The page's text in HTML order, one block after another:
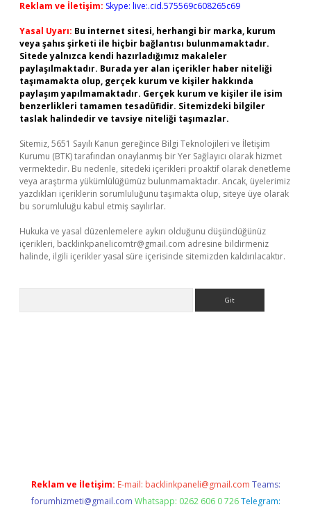
Reklam ve İletişim: Skype: live:.cid.575569c608265c69
Yasal Uyarı: Bu internet sitesi, herhangi bir marka, kurum
veya şahıs şirketi ile hiçbir bağlantısı bulunmamaktadır.
Sitede yalnızca kendi hazırladığımız makaleler
paylaşılmaktadır. Burada yer alan içerikler haber niteliği
taşımamakta olup, gerçek kurum ve kişiler hakkında
paylaşım yapılmamaktadır. Gerçek kurum ve kişiler ile isim
benzerlikleri tamamen tesadüfidir. Sitemizdeki bilgiler
taslak halindedir ve tavsiye niteliği taşımazlar.
Sitemiz, 5651 Sayılı Kanun gereğince Bilgi Teknolojileri ve İletişim
Kurumu (BTK) tarafından onaylanmış bir Yer Sağlayıcı olarak hizmet
vermektedir. Bu nedenle, sitedeki içerikleri proaktif olarak denetleme
veya araştırma yükümlülüğümüz bulunmamaktadır. Ancak, üyelerimiz
yazdıkları içeriklerin sorumluluğunu taşımakta olup, siteye üye olarak
bu sorumluluğu kabul etmiş sayılırlar.
Hukuka ve yasal düzenlemelere aykırı olduğunu düşündüğünüz
içerikleri, backlinkpanelicomtr@gmail.com adresine bildirmeniz
halinde, ilgili içerikler yasal süre içerisinde sitemizden kaldırılacaktır.
Reklam ve İletişim: E-mail: backlinkpaneli@gmail.com Teams:
forumhizmeti@gmail.com Whatsapp: 0262 606 0 726 Telegram: